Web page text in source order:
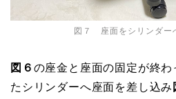
図７ 座面をシリンダー
図６ の座金と座面の固定が終わ
たシリンダーへ座面を差し込み